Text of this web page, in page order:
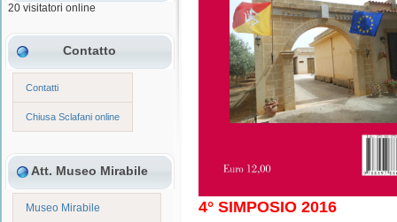
20 visitatori online
Contatto
Contatti
Chiusa Sclafani online
Att. Museo Mirabile
Museo Mirabile 4° SIMPOSIO 2016